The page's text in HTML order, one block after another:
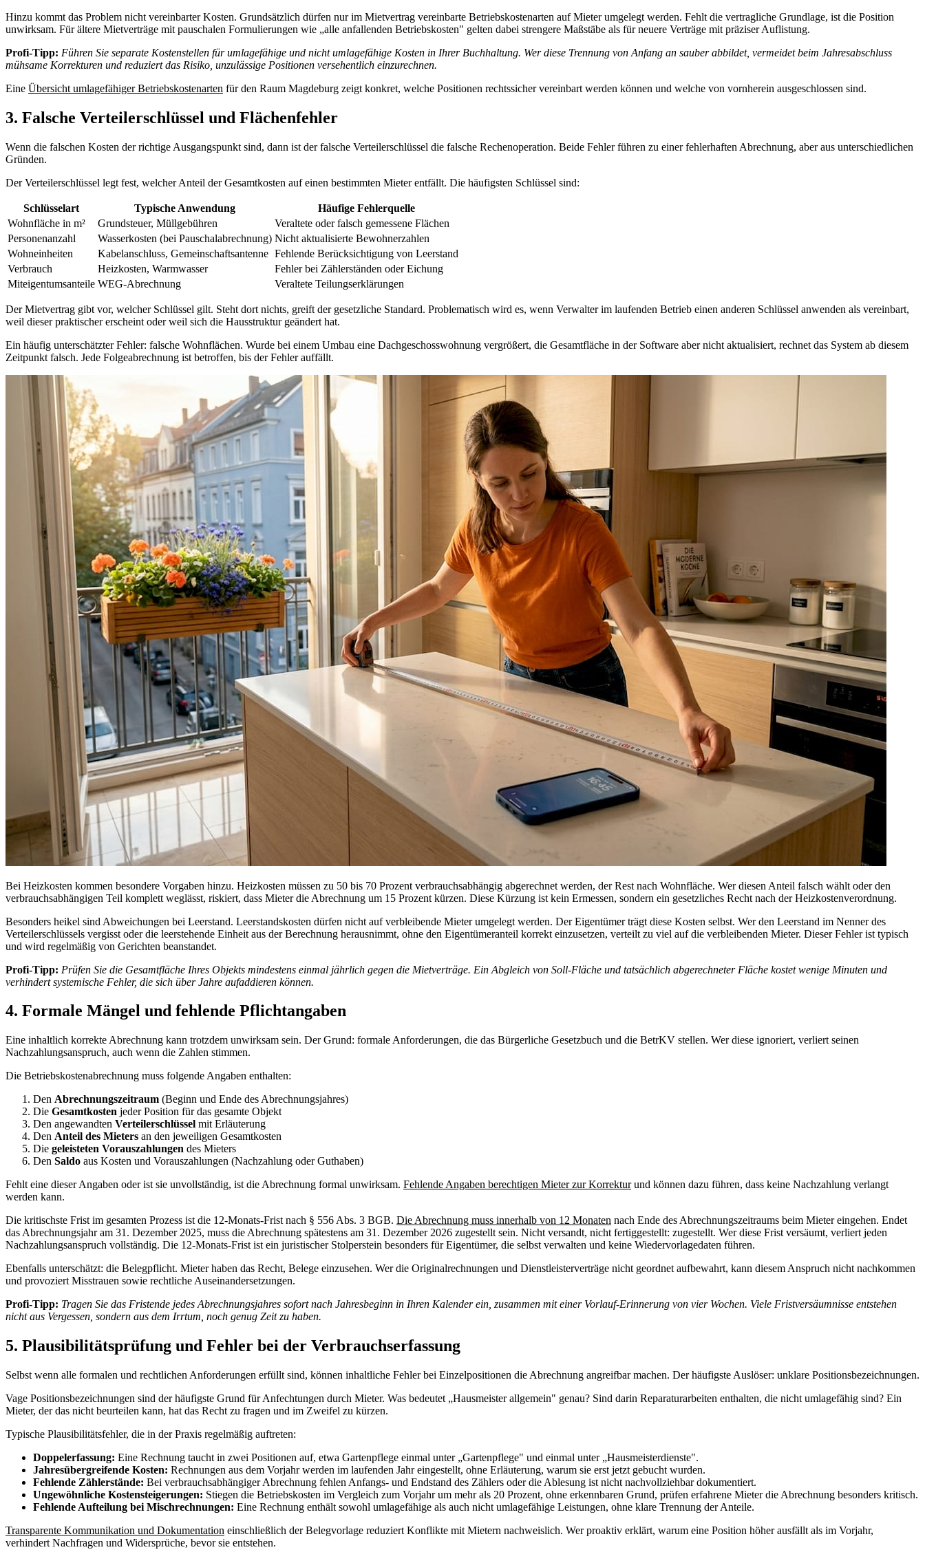
Hinzu kommt das Problem nicht vereinbarter Kosten. Grundsätzlich dürfen nur im Mietvertrag vereinbarte Betriebskostenarten auf Mieter umgelegt werden. Fehlt die vertragliche Grundlage, ist die Position
unwirksam. Für ältere Mietverträge mit pauschalen Formulierungen wie „alle anfallenden Betriebskosten" gelten dabei strengere Maßstäbe als für neuere Verträge mit präziser Auflistung.
Profi-Tipp: Führen Sie separate Kostenstellen für umlagefähige und nicht umlagefähige Kosten in Ihrer Buchhaltung. Wer diese Trennung von Anfang an sauber abbildet, vermeidet beim Jahresabschluss
mühsame Korrekturen und reduziert das Risiko, unzulässige Positionen versehentlich einzurechnen.
Eine Übersicht umlagefähiger Betriebskostenarten für den Raum Magdeburg zeigt konkret, welche Positionen rechtssicher vereinbart werden können und welche von vornherein ausgeschlossen sind.
3. Falsche Verteilerschlüssel und Flächenfehler
Wenn die falschen Kosten der richtige Ausgangspunkt sind, dann ist der falsche Verteilerschlüssel die falsche Rechenoperation. Beide Fehler führen zu einer fehlerhaften Abrechnung, aber aus unterschiedlichen
Gründen.
Der Verteilerschlüssel legt fest, welcher Anteil der Gesamtkosten auf einen bestimmten Mieter entfällt. Die häufigsten Schlüssel sind:
Schlüsselart Typische Anwendung
Häufige Fehlerquelle
Wohnfläche in m²
Grundsteuer, Müllgebühren
Veraltete oder falsch gemessene Flächen
Personenanzahl
Wasserkosten (bei Pauschalabrechnung) Nicht aktualisierte Bewohnerzahlen
Wohneinheiten
Kabelanschluss, Gemeinschaftsantenne Fehlende Berücksichtigung von Leerstand
Verbrauch
Heizkosten, Warmwasser
Fehler bei Zählerständen oder Eichung
Miteigentumsanteile WEG-Abrechnung Veraltete Teilungserklärungen
Der Mietvertrag gibt vor, welcher Schlüssel gilt. Steht dort nichts, greift der gesetzliche Standard. Problematisch wird es, wenn Verwalter im laufenden Betrieb einen anderen Schlüssel anwenden als vereinbart,
weil dieser praktischer erscheint oder weil sich die Hausstruktur geändert hat.
Ein häufig unterschätzter Fehler: falsche Wohnflächen. Wurde bei einem Umbau eine Dachgeschosswohnung vergrößert, die Gesamtfläche in der Software aber nicht aktualisiert, rechnet das System ab diesem
Zeitpunkt falsch. Jede Folgeabrechnung ist betroffen, bis der Fehler auffällt.
Bei Heizkosten kommen besondere Vorgaben hinzu. Heizkosten müssen zu 50 bis 70 Prozent verbrauchsabhängig abgerechnet werden, der Rest nach Wohnfläche. Wer diesen Anteil falsch wählt oder den
verbrauchsabhängigen Teil komplett weglässt, riskiert, dass Mieter die Abrechnung um 15 Prozent kürzen. Diese Kürzung ist kein Ermessen, sondern ein gesetzliches Recht nach der Heizkostenverordnung.
Besonders heikel sind Abweichungen bei Leerstand. Leerstandskosten dürfen nicht auf verbleibende Mieter umgelegt werden. Der Eigentümer trägt diese Kosten selbst. Wer den Leerstand im Nenner des
Verteilerschlüssels vergisst oder die leerstehende Einheit aus der Berechnung herausnimmt, ohne den Eigentümeranteil korrekt einzusetzen, verteilt zu viel auf die verbleibenden Mieter. Dieser Fehler ist typisch
und wird regelmäßig von Gerichten beanstandet.
Profi-Tipp: Prüfen Sie die Gesamtfläche Ihres Objekts mindestens einmal jährlich gegen die Mietverträge. Ein Abgleich von Soll-Fläche und tatsächlich abgerechneter Fläche kostet wenige Minuten und
verhindert systemische Fehler, die sich über Jahre aufaddieren können.
4. Formale Mängel und fehlende Pflichtangaben
Eine inhaltlich korrekte Abrechnung kann trotzdem unwirksam sein. Der Grund: formale Anforderungen, die das Bürgerliche Gesetzbuch und die BetrKV stellen. Wer diese ignoriert, verliert seinen
Nachzahlungsanspruch, auch wenn die Zahlen stimmen.
Die Betriebskostenabrechnung muss folgende Angaben enthalten:
Den Abrechnungszeitraum (Beginn und Ende des Abrechnungsjahres)
Die Gesamtkosten jeder Position für das gesamte Objekt
Den angewandten Verteilerschlüssel mit Erläuterung
Den Anteil des Mieters an den jeweiligen Gesamtkosten
Die geleisteten Vorauszahlungen des Mieters
Den Saldo aus Kosten und Vorauszahlungen (Nachzahlung oder Guthaben)
Fehlt eine dieser Angaben oder ist sie unvollständig, ist die Abrechnung formal unwirksam. Fehlende Angaben berechtigen Mieter zur Korrekturund können dazu führen, dass keine Nachzahlung verlangt
werden kann.
Die kritischste Frist im gesamten Prozess ist die 12-Monats-Frist nach § 556 Abs. 3 BGB. Die Abrechnung muss innerhalb von 12 Monaten nach Ende des Abrechnungszeitraums beim Mieter eingehen. Endet
das Abrechnungsjahr am 31. Dezember 2025, muss die Abrechnung spätestens am 31. Dezember 2026 zugestellt sein. Nicht versandt, nicht fertiggestellt: zugestellt. Wer diese Frist versäumt, verliert jeden
Nachzahlungsanspruch vollständig. Die 12-Monats-Frist ist ein juristischer Stolperstein besonders für Eigentümer, die selbst verwalten und keine Wiedervorlagedaten führen.
Ebenfalls unterschätzt: die Belegpflicht. Mieter haben das Recht, Belege einzusehen. Wer die Originalrechnungen und Dienstleisterverträge nicht geordnet aufbewahrt, kann diesem Anspruch nicht nachkommen
und provoziert Misstrauen sowie rechtliche Auseinandersetzungen.
Profi-Tipp: Tragen Sie das Fristende jedes Abrechnungsjahres sofort nach Jahresbeginn in Ihren Kalender ein, zusammen mit einer Vorlauf-Erinnerung von vier Wochen. Viele Fristversäumnisse entstehen
nicht aus Vergessen, sondern aus dem Irrtum, noch genug Zeit zu haben.
5. Plausibilitätsprüfung und Fehler bei der Verbrauchserfassung
Selbst wenn alle formalen und rechtlichen Anforderungen erfüllt sind, können inhaltliche Fehler bei Einzelpositionen die Abrechnung angreifbar machen. Der häufigste Auslöser: unklare Positionsbezeichnungen.
Vage Positionsbezeichnungen sind der häufigste Grund für Anfechtungen durch Mieter. Was bedeutet „Hausmeister allgemein" genau? Sind darin Reparaturarbeiten enthalten, die nicht umlagefähig sind? Ein
Mieter, der das nicht beurteilen kann, hat das Recht zu fragen und im Zweifel zu kürzen.
Typische Plausibilitätsfehler, die in der Praxis regelmäßig auftreten:
Doppelerfassung: Eine Rechnung taucht in zwei Positionen auf, etwa Gartenpflege einmal unter „Gartenpflege" und einmal unter „Hausmeisterdienste".
Jahresübergreifende Kosten: Rechnungen aus dem Vorjahr werden im laufenden Jahr eingestellt, ohne Erläuterung, warum sie erst jetzt gebucht wurden.
Fehlende Zählerstände: Bei verbrauchsabhängiger Abrechnung fehlen Anfangs- und Endstand des Zählers oder die Ablesung ist nicht nachvollziehbar dokumentiert.
Ungewöhnliche Kostensteigerungen: Stiegen die Betriebskosten im Vergleich zum Vorjahr um mehr als 20 Prozent, ohne erkennbaren Grund, prüfen erfahrene Mieter die Abrechnung besonders kritisch.
Fehlende Aufteilung bei Mischrechnungen: Eine Rechnung enthält sowohl umlagefähige als auch nicht umlagefähige Leistungen, ohne klare Trennung der Anteile.
Transparente Kommunikation und Dokumentation einschließlich der Belegvorlage reduziert Konflikte mit Mietern nachweislich. Wer proaktiv erklärt, warum eine Position höher ausfällt als im Vorjahr,
verhindert Nachfragen und Widersprüche, bevor sie entstehen.